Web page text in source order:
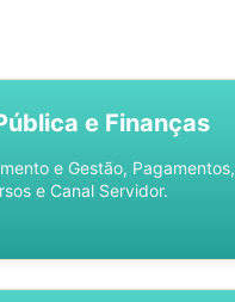
e Finanças
e Gestão, Pagamentos,
e Canal Servidor.